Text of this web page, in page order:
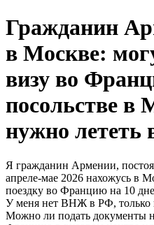
Гражданин
в Москве:
визу во
посольстве в
нужно лететь
Я гражданин Армении,
апреле-мае 2026 нахожусь в
поездку во Францию на 10
У меня нет ВНЖ в РФ, только
Можно ли подать документы